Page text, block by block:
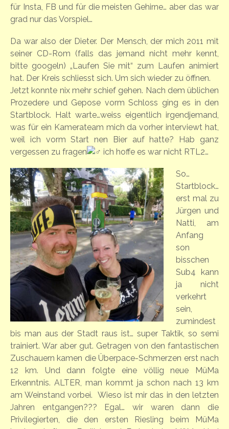
für Insta, FB und für die meisten Gehirne… aber das war
grad nur das Vorspiel…
Da war also der Dieter. Der Mensch, der mich 2011 mit
seiner CD-Rom (falls das jemand nicht mehr kennt,
bitte googeln) „Laufen Sie mit“ zum Laufen animiert
hat. Der Kreis schliesst sich. Um sich wieder zu öffnen.
Jetzt konnte nix mehr schief gehen. Nach dem üblichen
Prozedere und Gepose vorm Schloss ging es in den
Startblock. Halt warte…weiss eigentlich irgendjemand,
was für ein Kamerateam mich da vorher interviewt hat,
weil ich vorm Start nen Bier auf hatte? Hab ganz
vergessen zu fragen
ich hoffe es war nicht RTL2…
So…
Startblock…
erst mal zu
Jürgen und
Natti, am
Anfang
son
bisschen
Sub4 kann
ja nicht
verkehrt
sein,
zumindest
bis man aus der Stadt raus ist… super Taktik, so semi
trainiert. War aber gut. Getragen von den fantastischen
Zuschauern kamen die Überpace-Schmerzen erst nach
12 km. Und dann folgte eine völlig neue MüMa
Erkenntnis. ALTER, man kommt ja schon nach 13 km
am Weinstand vorbei. Wieso ist mir das in den letzten
Jahren entgangen??? Egal… wir waren dann die
Privilegierten, die den ersten Riesling beim MüMa